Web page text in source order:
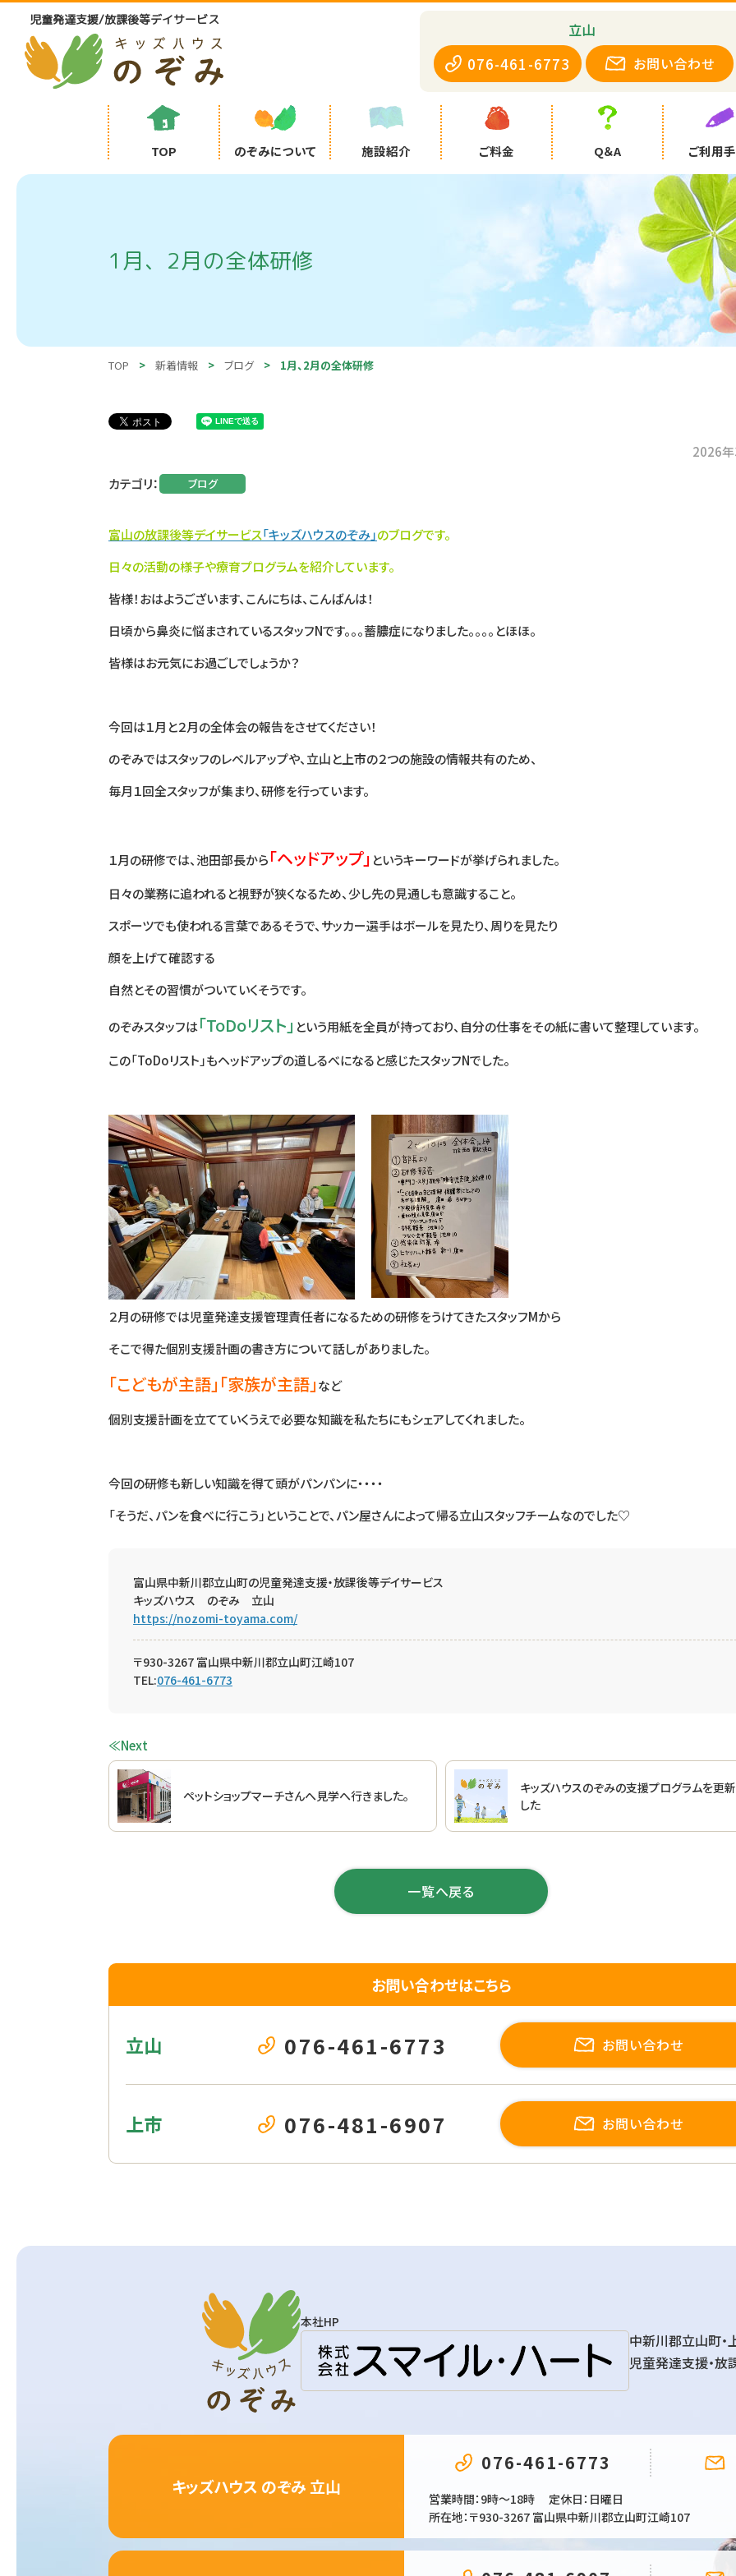
児童発達支援/放課後等デイサービス
立山
076-461-6773 お問い合わせ
TOP のぞみについて 施設紹介 ご料金 Q＆A ご利用
1月、2月の全体研修
TOP > 新着情報 > ブログ > 1月、2月の全体研修
2026
カテゴリ
ブログ
富山の放課後等デイサービス「キッズハウスのぞみ」のブログです。
日々の活動の様子や療育プログラムを紹介しています。
皆様！おはようございます、こんにちは、こんばんは！
日頃から鼻炎に悩まされているスタッフNです。。。蓄膿症になりました。。。。とほほ。
皆様はお元気にお過ごしでしょうか？
今回は１月と２月の全体会の報告をさせてください！
のぞみではスタッフのレベルアップや、立山と上市の２つの施設の情報共有のため、
毎月１回全スタッフが集まり、研修を行っています。
１月の研修では、池田部長から「ヘッドアップ」 というキーワードが挙げられました。
日々の業務に追われると視野が狭くなるため、少し先の見通しも意識すること。
スポーツでも使われる言葉であるそうで、サッカー選手はボールを見たり、周りを見たり
顔を上げて確認する
自然とその習慣がついていくそうです。
のぞみスタッフは「ToDoリスト」 という用紙を全員が持っており、自分の仕事をその紙に書いて整理しています。
この「ToDoリスト」もヘッドアップの道しるべになると感じたスタッフNでした。
２月の研修では児童発達支援管理責任者になるための研修をうけてきたスタッフMから
そこで得た個別支援計画の書き方について話しがありました。
「こどもが主語」「家族が主語」など
個別支援計画を立てていくうえで必要な知識を私たちにもシェアしてくれました。
今回の研修も新しい知識を得て頭がパンパンに・・・・
「そうだ、パンを食べに行こう」ということで、パン屋さんによって帰る立山スタッフチームなのでした♡
富山県中新川郡立山町の児童発達支援・放課後等デイサービス
キッズハウス のぞみ 立山
https://nozomi-toyama.com/
〒930-3267 富山県中新川郡立山町江崎107
TEL:076-461-6773
≪Next
ペットショップマーチさんへ見学へ行きました。
キッズハウスのぞみの支援プログラムを更
した
一覧へ戻る
お問い合わせはこちら
立山 076-461-6773 お問い合わせ
上市 076-481-6907 お問い合わせ
本社HP
中新川郡立山町・
児童発達支援・放
キッズハウス のぞみ 立山
076-461-6773
営業時間 9時～18時 定休日 日曜日
所在地 〒930-3267 富山県中新川郡立山町江崎107